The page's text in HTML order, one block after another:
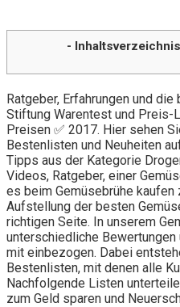
-
Ratgeber, Erfahrungen und
Stiftung Warentest und Preis-
Preisen ✅ 2017. Hier sehen
Bestenlisten und Neuheiten
Tipps aus der Kategorie
Videos, Ratgeber, einer
es beim Gemüsebrühe
Aufstellung der besten
richtigen Seite. In unserem
unterschiedliche
mit einbezogen. Dabei
Bestenlisten, mit denen alle
Nachfolgende Listen
zum Geld sparen und